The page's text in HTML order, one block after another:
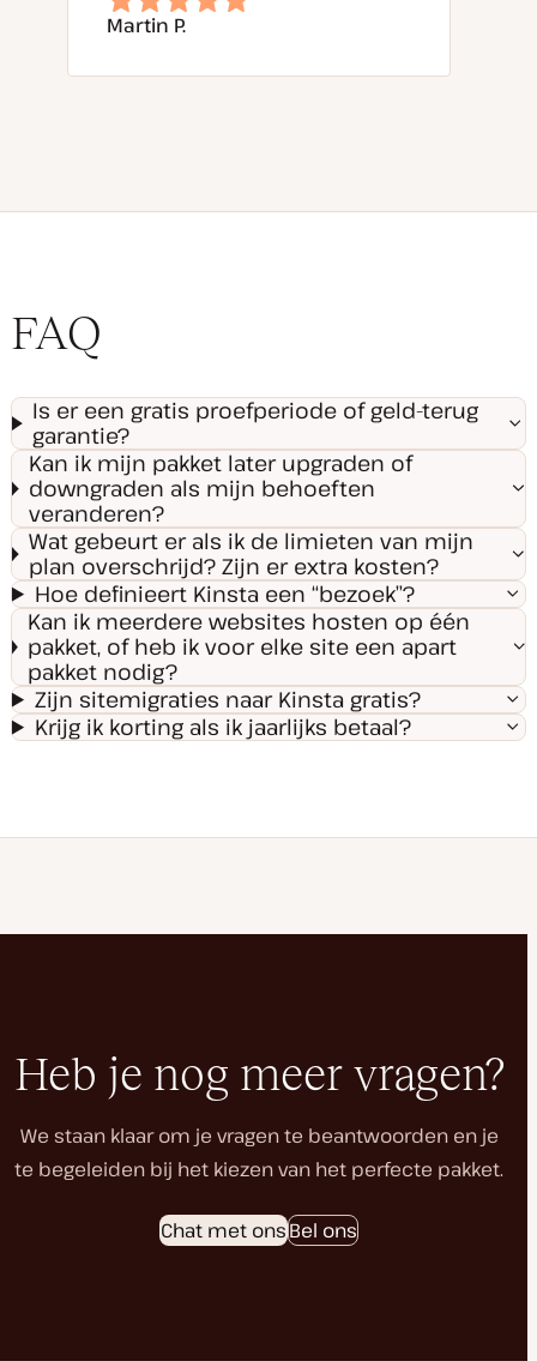
Martin P.
FAQ
Is er een gratis proefperiode of geld-terug
garantie?
Kan ik mijn pakket later upgraden of
downgraden als mijn behoeften
veranderen?
Wat gebeurt er als ik de limieten van mijn
plan overschrijd? Zijn er extra kosten?
Hoe definieert Kinsta een “bezoek”?
Kan ik meerdere websites hosten op één
pakket, of heb ik voor elke site een apart
pakket nodig?
Zijn sitemigraties naar Kinsta gratis?
Krijg ik korting als ik jaarlijks betaal?
Heb je nog meer vragen?
We staan klaar om je vragen te beantwoorden en je
te begeleiden bij het kiezen van het perfecte pakket.
Chat met onsBel ons